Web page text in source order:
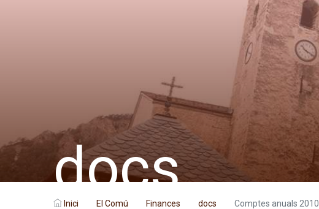
docs
Inici El Comú Finances docs Comptes anuals 2010